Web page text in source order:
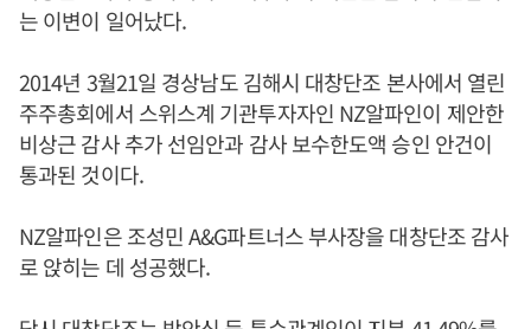
는 이변이 일어났다.
2014년 3월21일 경상남도 김해시 대창단조 본사에서 열린
주주총회에서 스위스계 기관투자자인 NZ알파인이 제안한
비상근 감사 추가 선임안과 감사 보수한도액 승인 안건이
통과된 것이다.
NZ알파인은 조성민 A&G파트너스 부사장을 대창단조 감사
로 앉히는 데 성공했다.